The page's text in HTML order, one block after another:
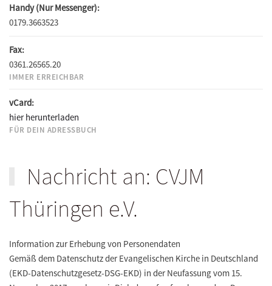
Handy (Nur Messenger):
0179.3663523
Fax:
0361.26565.20
IMMER ERREICHBAR
vCard:
hier herunterladen
FÜR DEIN ADRESSBUCH
Nachricht an: CVJM
Thüringen e.V.
Information zur Erhebung von Personendaten
Gemäß dem Datenschutz der Evangelischen Kirche in Deutschland
(EKD-Datenschutzgesetz-DSG-EKD) in der Neufassung vom 15.